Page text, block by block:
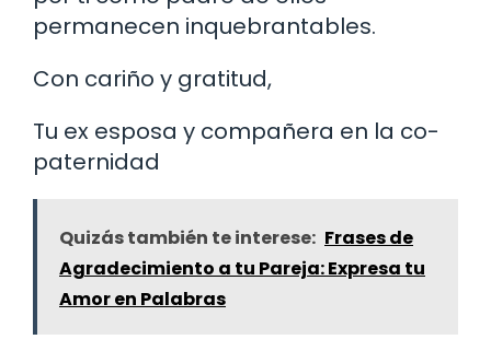
permanecen inquebrantables.
Con cariño y gratitud,
Tu ex esposa y compañera en la co-
paternidad
Quizás también te interese: Frases de
Agradecimiento a tu Pareja: Expresa tu
Amor en Palabras